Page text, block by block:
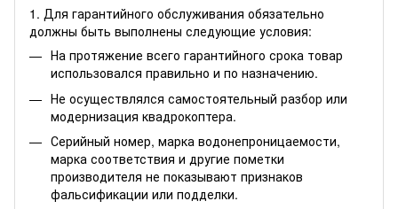
1. Для гарантийного обслуживания обязательно
должны быть выполнены следующие условия:
На протяжение всего гарантийного срока товар
использовался правильно и по назначению.
Не осуществлялся самостоятельный разбор или
модернизация квадрокоптера.
Серийный номер, марка водонепроницаемости,
марка соответствия и другие пометки
производителя не показывают признаков
фальсификации или подделки.